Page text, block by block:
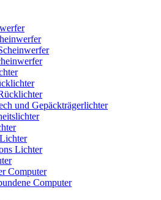
und Gepäckträgerlichter
Lichter
Computer
Computer